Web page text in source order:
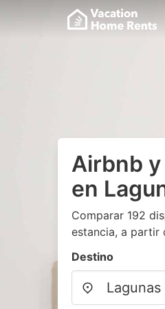
Airbnb
en
Comparar 192
estancia, a partir
Destino